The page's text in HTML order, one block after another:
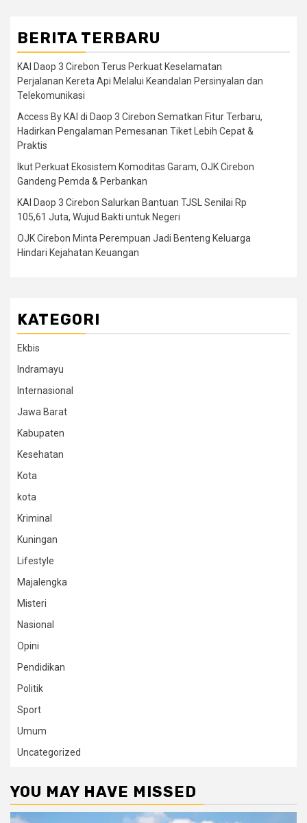
BERITA TERBARU
KAI Daop 3 Cirebon Terus Perkuat Keselamatan
Perjalanan Kereta Api Melalui Keandalan Persinyalan dan
Telekomunikasi
Access By KAI di Daop 3 Cirebon Sematkan Fitur Terbaru,
Hadirkan Pengalaman Pemesanan Tiket Lebih Cepat &
Praktis
Ikut Perkuat Ekosistem Komoditas Garam, OJK Cirebon
Gandeng Pemda & Perbankan
KAI Daop 3 Cirebon Salurkan Bantuan TJSL Senilai Rp
105,61 Juta, Wujud Bakti untuk Negeri
OJK Cirebon Minta Perempuan Jadi Benteng Keluarga
Hindari Kejahatan Keuangan
KATEGORI
Ekbis
Indramayu
Internasional
Jawa Barat
Kabupaten
Kesehatan
Kota
kota
Kriminal
Kuningan
Lifestyle
Majalengka
Misteri
Nasional
Opini
Pendidikan
Politik
Sport
Umum
Uncategorized
YOU MAY HAVE MISSED